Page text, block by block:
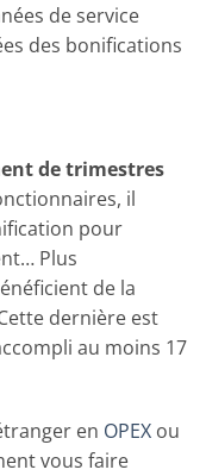
de service
des bonifications
de trimestres
il
pour
Plus
de la
dernière est
au moins 17
en OPEX ou
vous faire